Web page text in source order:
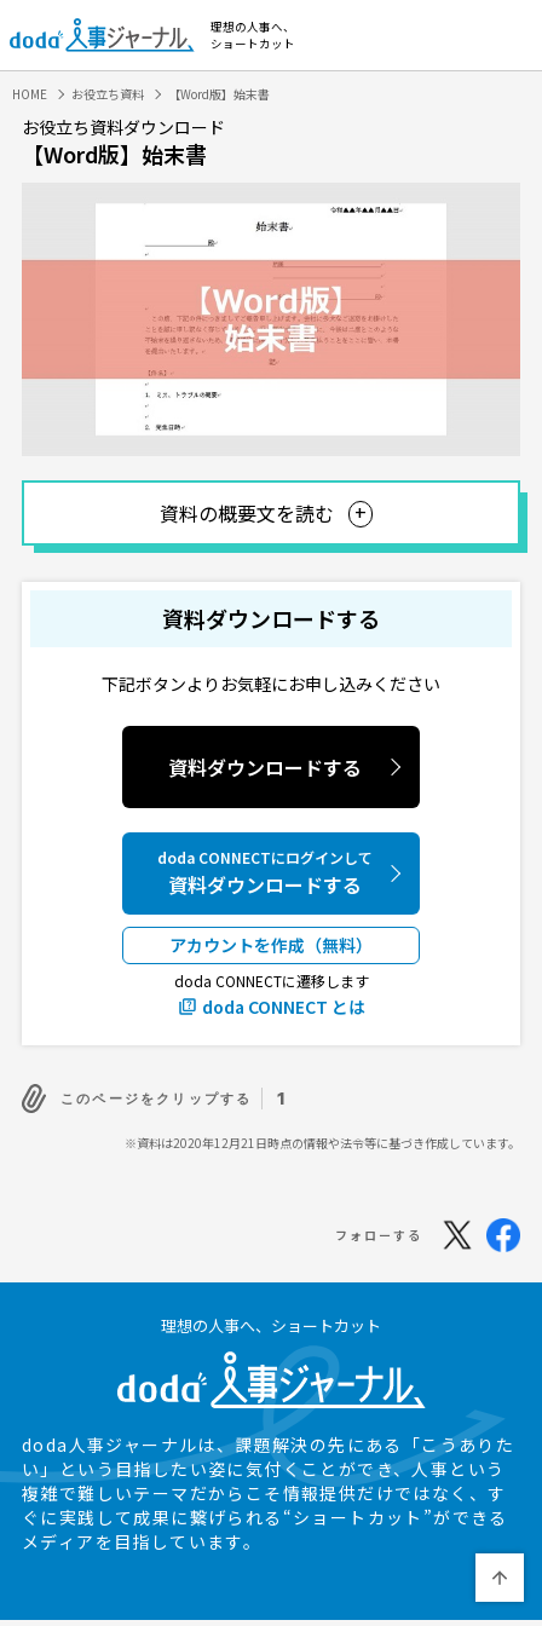
理想の人事へ、
ショートカット
HOME お役立ち資料 【Word版】始末書
お役立ち資料ダウンロード
【Word版】始末書
資料の概要文を読む
資料ダウンロードする
下記ボタンよりお気軽にお申し込みください
資料ダウンロードする
doda CONNECTにログインして
資料ダウンロードする
アカウントを作成（無料）
doda CONNECTに遷移します
doda CONNECT とは
このページをクリップする 1
※資料は2020年12月21日時点の情報や法令等に基づき作成しています。
フォローする
理想の人事へ、ショートカット
doda人事ジャーナルは、課題解決の先にある
「こうありた
い」という目指したい姿に気付くことができ、人事という
複雑で難しいテーマだからこそ情報提供だけではなく、 す
ぐに実践して成果に繋げられる“ショートカット”ができる
メディアを目指しています。